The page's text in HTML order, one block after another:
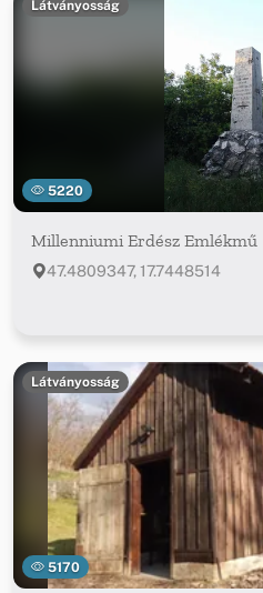
5220
Látványosság
Millenniumi Erdész Emlékmű
47.4809347, 17.7448514
5170
Látványosság